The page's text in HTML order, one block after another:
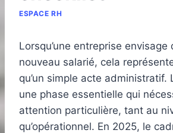
ESPACE RH
Lorsqu’une entreprise envisage
nouveau salarié, cela
qu’un simple acte administratif.
une phase essentielle qui
attention particulière, tant au
qu’opérationnel. En 2025, le